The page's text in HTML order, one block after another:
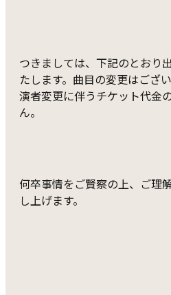
つきましては、下記のとおり
たします。曲目の変更はござ
演者変更に伴うチケット代金
ん。
何卒事情をご賢察の上、ご理
し上げます。